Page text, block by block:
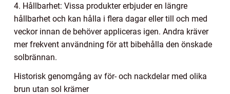
4. Hållbarhet: Vissa produkter erbjuder en längre
hållbarhet och kan hålla i flera dagar eller till och med
veckor innan de behöver appliceras igen. Andra kräver
mer frekvent användning för att bibehålla den önskade
solbrännan.
Historisk genomgång av för- och nackdelar med olika
brun utan sol krämer